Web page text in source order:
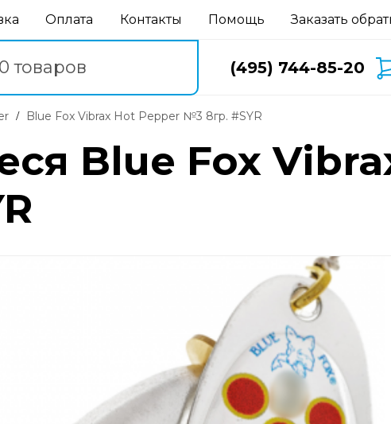
Оплата Контакты Помощь Заказать
(495) 744-85-20
Blue Fox Vibrax Hot Pepper №3 8гр. #SYR
Blue Fox